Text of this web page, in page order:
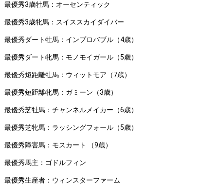
最優秀3歳牡馬：オーセンティック
最優秀3歳牝馬：スイススカイダイバー
最優秀ダート牡馬：インプロバブル（4歳）
最優秀ダート牝馬：モノモイガール（5歳）
最優秀短距離牡馬：ウィットモア（7歳）
最優秀短距離牝馬：ガミーン（3歳）
最優秀芝牡馬：チャンネルメイカー（6歳）
最優秀芝牝馬：ラッシングフォール（5歳）
最優秀障害馬：モスカート （9歳）
最優秀馬主：ゴドルフィン
最優秀生産者：ウィンスターファーム